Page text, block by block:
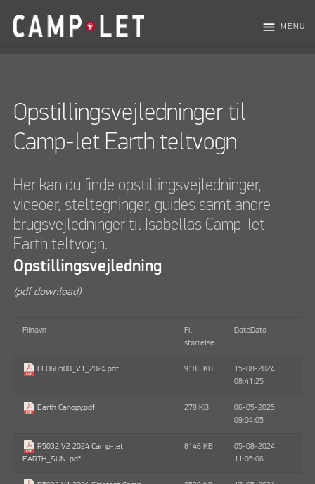
menu MENU
Opstillingsvejledninger til
Camp-let Earth teltvogn
Her kan du finde opstillingsvejledninger,
videoer, steltegninger, guides samt andre
brugsvejledninger til Isabellas Camp-let
Earth teltvogn.
Opstillingsvejledning
(pdf download)
Filnavn
Fil
størrelse
DateDato
CLO66500_V1_2024.pdf 9183 KB
15-08-2024
08:41:25
Earth Canopy.pdf 278 KB
06-05-2025
09:04:05
R5032 V2 2024 Camp-let
EARTH_SUN .pdf
8146 KB
05-08-2024
11:05:06